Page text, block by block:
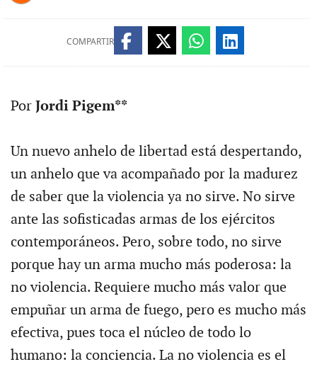
COMPARTIR
Por Jordi Pigem**
Un nuevo anhelo de libertad está despertando,
un anhelo que va acompañado por la madurez
de saber que la violencia ya no sirve. No sirve
ante las sofisticadas armas de los ejércitos
contemporáneos. Pero, sobre todo, no sirve
porque hay un arma mucho más poderosa: la
no violencia. Requiere mucho más valor que
empuñar un arma de fuego, pero es mucho más
efectiva, pues toca el núcleo de todo lo
humano: la conciencia. La no violencia es el